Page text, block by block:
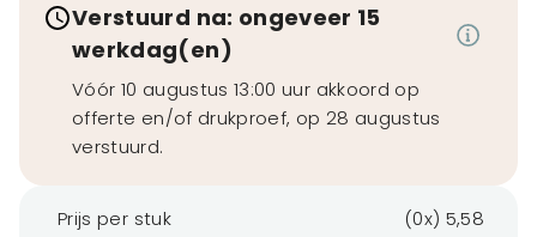
Verstuurd na: ongeveer 15
werkdag(en)
Vóór 10 augustus 13:00 uur akkoord op
offerte en/of drukproef, op 28 augustus
verstuurd.
Prijs per stuk
(0x) 5,58